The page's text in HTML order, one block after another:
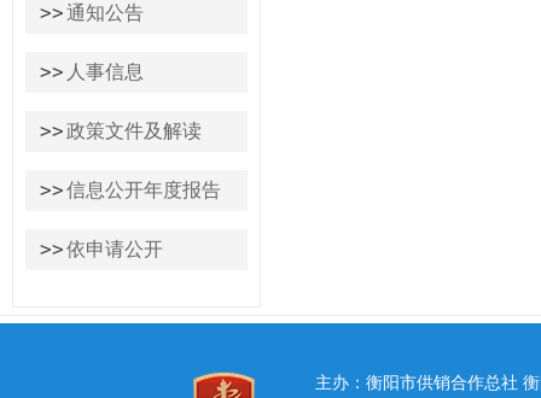
>>通知公告
>> 人事信息
>>政策文件及解读
>>信息公开年度报告
>>依申请公开
主办：衡阳市供销合作总社